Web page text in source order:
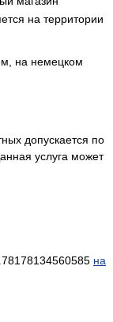
на территории
на немецком
допускается по
услуга может
на